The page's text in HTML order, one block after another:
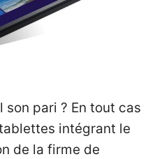
pari ? En tout cas
intégrant le
de la firme de